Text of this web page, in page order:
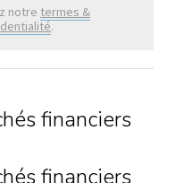
notre termes &
.
financiers
financiers